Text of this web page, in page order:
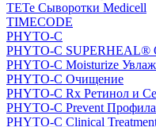
TETe Сыворотки Medicell
TIMECODE
PHYTO-C
PHYTO-C SUPERHEAL®
PHYTO-C Moisturize
PHYTO-C Очищение
PHYTO-C Rx Ретинол и
PHYTO-C Prevent
PHYTO-C Clinical